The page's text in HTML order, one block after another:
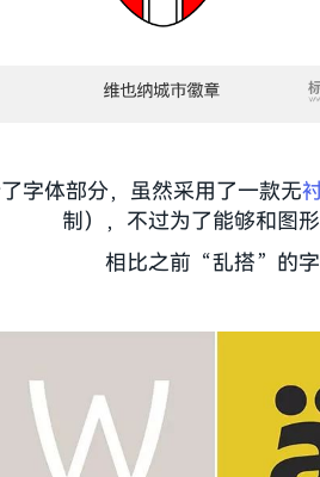
字体部分，虽然采用了一款无
制），不过为了能够和图
相比之前“乱搭”的字